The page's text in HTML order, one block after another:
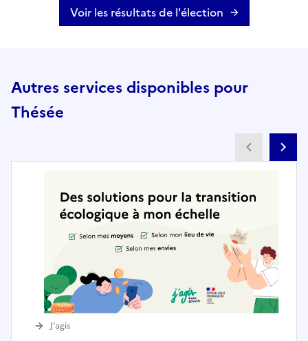
Voir les résultats de l'élection
Autres services disponibles pour
Thésée
J’agis